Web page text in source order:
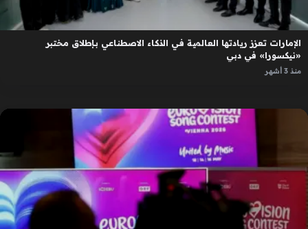
الإمارات تعزز ريادتها العالمية في الذكاء الاصطناعي بإطلاق مختبر
«نيكسورا» في دبي
منذ 3 أشهر